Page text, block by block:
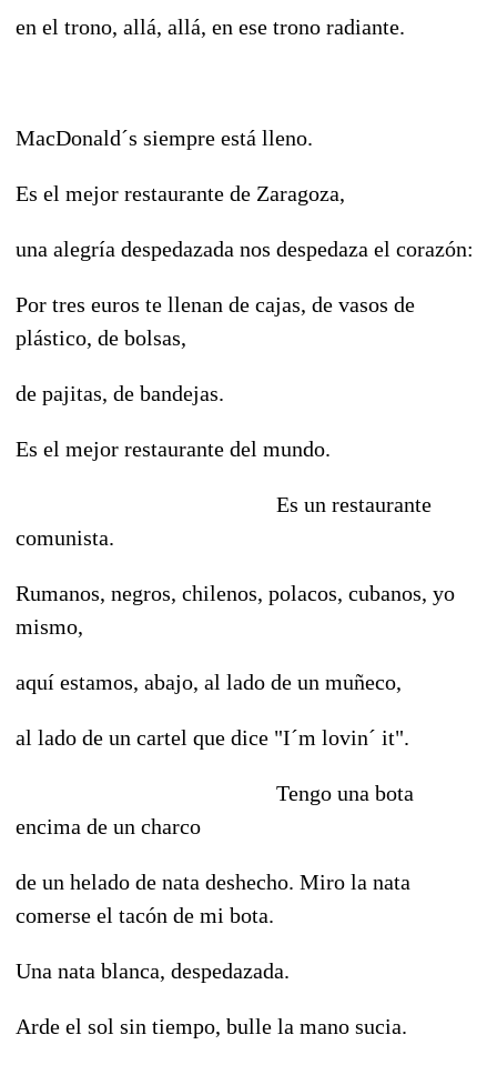
en el trono, allá, allá, en ese trono radiante.
MacDonald´s siempre está lleno.
Es el mejor restaurante de Zaragoza,
una alegría despedazada nos despedaza el corazón:
Por tres euros te llenan de cajas, de vasos de
plástico, de bolsas,
de pajitas, de bandejas.
Es el mejor restaurante del mundo.
Es un restaurante
comunista.
Rumanos, negros, chilenos, polacos, cubanos, yo
mismo,
aquí estamos, abajo, al lado de un muñeco,
al lado de un cartel que dice "I´m lovin´ it".
Tengo una bota
encima de un charco
de un helado de nata deshecho. Miro la nata
comerse el tacón de mi bota.
Una nata blanca, despedazada.
Arde el sol sin tiempo, bulle la mano sucia.